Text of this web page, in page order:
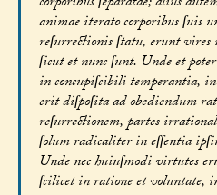
animae iterato corporibus ſuis
reſurrectionis ſtatu, erunt
ſicut et nunc ſunt. Unde et
in concupiſcibili temperantia,
erit diſpoſita ad obediendum
reſurrectionem, partes
ſolum radicaliter in eſſentia
Unde nec huiuſmodi virtutes
ſcilicet in ratione et voluntate,